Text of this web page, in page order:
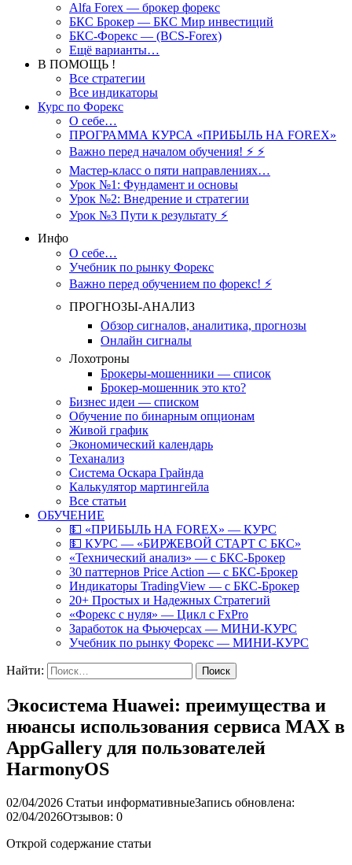
Alfa Forex — брокер форекс
БКС Брокер — БКС Мир инвестиций
БКС-Форекс — (BCS-Forex)
Ещё варианты…
В ПОМОЩЬ !
Все стратегии
Все индикаторы
Курс по Форекс
О себе…
ПРОГРАММА КУРСА «ПРИБЫЛЬ НА FOREX»
Важно перед началом обучения! ⚡ ⚡
Мастер-класс о пяти направлениях…
Урок №1: Фундамент и основы
Урок №2: Внедрение и стратегии
Урок №3 Пути к результату ⚡️
Инфо
О себе…
Учебник по рынку Форекс
Важно перед обучением по форекс! ⚡
ПРОГНОЗЫ-АНАЛИЗ
Обзор сигналов, аналитика, прогнозы
Онлайн сигналы
Лохотроны
Брокеры-мошенники — список
Брокер-мошенник это кто?
Бизнес идеи — списком
Обучение по бинарным опционам
Живой график
Экономический календарь
Теханализ
Система Оскара Грайнда
Калькулятор мартингейла
Все статьи
ОБУЧЕНИЕ
💵 «ПРИБЫЛЬ НА FOREX» — КУРС
💵 КУРС — «БИРЖЕВОЙ СТАРТ С БКС»
«Технический анализ» — с БКС-Брокер
30 паттернов Price Action — с БКС-Брокер
Индикаторы TradingView — с БКС-Брокер
20+ Простых и Надежных Стратегий
«Форекс с нуля» — Цикл с FxPro
Заработок на Фьючерсах — МИНИ-КУРС
Учебник по рынку Форекс — МИНИ-КУРС
Найти:
Экосистема Huawei: преимущества и
нюансы использования сервиса MAX в
AppGallery для пользователей
HarmonyOS
02/04/2026 Статьи информативныеЗапись обновлена:
02/04/2026Отзывов: 0
Открой содержание статьи